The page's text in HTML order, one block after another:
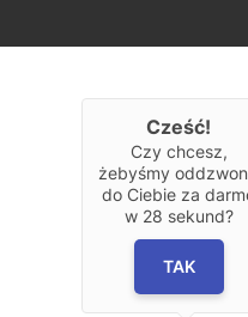
Cześć!
Czy chcesz,
żebyśmy
do Ciebie za
w 28 sekund?
TAK